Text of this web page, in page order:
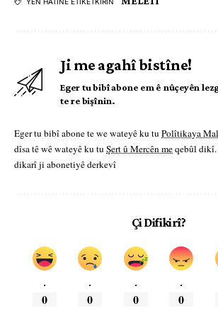
Ji me agahî bistîne!
Eger tu bibî abone em ê nûçeyên
te re bişînin.
Eger tu bibî abone te we wateyê ku tu Polîtikaya
dîsa tê wê wateyê ku tu Şert û Mercên meqebûl
dikarî ji abonetiyê derkevî
Çi Difikirî?
.
0
.
0
.
0
.
0